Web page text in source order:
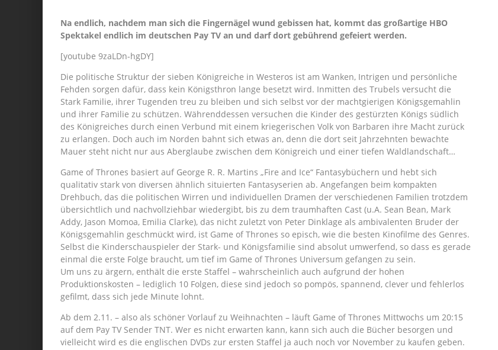
Na endlich, nachdem man sich die Fingernägel wund gebissen hat, kommt das großartige HBO
Spektakel endlich im deutschen Pay TV an und darf dort gebührend gefeiert werden.
[youtube 9zaLDn-hgDY]
Die politische Struktur der sieben Königreiche in Westeros ist am Wanken, Intrigen und persönliche
Fehden sorgen dafür, dass kein Königsthron lange besetzt wird. Inmitten des Trubels versucht die
Stark Familie, ihrer Tugenden treu zu bleiben und sich selbst vor der machtgierigen Königsgemahlin
und ihrer Familie zu schützen. Währenddessen versuchen die Kinder des gestürzten Königs südlich
des Königreiches durch einen Verbund mit einem kriegerischen Volk von Barbaren ihre Macht zurück
zu erlangen. Doch auch im Norden bahnt sich etwas an, denn die dort seit Jahrzehnten bewachte
Mauer steht nicht nur aus Aberglaube zwischen dem Königreich und einer tiefen Waldlandschaft…
Game of Thrones basiert auf George R. R. Martins „Fire and Ice“ Fantasybüchern und hebt sich
qualitativ stark von diversen ähnlich situierten Fantasyserien ab. Angefangen beim kompakten
Drehbuch, das die politischen Wirren und individuellen Dramen der verschiedenen Familien trotzdem
übersichtlich und nachvollziehbar wiedergibt, bis zu dem traumhaften Cast (u.A. Sean Bean, Mark
Addy, Jason Momoa, Emilia Clarke), das nicht zuletzt von Peter Dinklage als ambivalenten Bruder der
Königsgemahlin geschmückt wird, ist Game of Thrones so episch, wie die besten Kinofilme des Genres.
Selbst die Kinderschauspieler der Stark- und Königsfamilie sind absolut umwerfend, so dass es gerade
einmal die erste Folge braucht, um tief im Game of Thrones Universum gefangen zu sein.
Um uns zu ärgern, enthält die erste Staffel – wahrscheinlich auch aufgrund der hohen
Produktionskosten – lediglich 10 Folgen, diese sind jedoch so pompös, spannend, clever und fehlerlos
gefilmt, dass sich jede Minute lohnt.
Ab dem 2.11. – also als schöner Vorlauf zu Weihnachten – läuft Game of Thrones Mittwochs um 20:15
auf dem Pay TV Sender TNT. Wer es nicht erwarten kann, kann sich auch die Bücher besorgen und
vielleicht wird es die englischen DVDs zur ersten Staffel ja auch noch vor November zu kaufen geben.